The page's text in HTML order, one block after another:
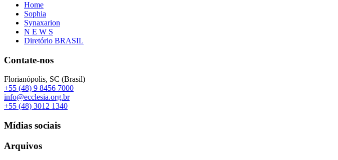
Home
Sophia
Synaxarion
N E W S
Diretório BRASIL
Contate-nos
Florianópolis, SC (Brasil)
+55 (48) 9 8456 7000
info@ecclesia.org.br
+55 (48) 3012 1340
Mídias sociais
Arquivos